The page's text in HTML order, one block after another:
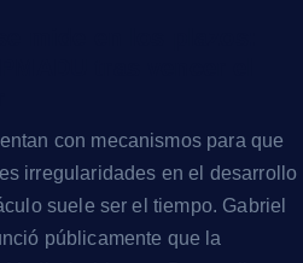
con mecanismos para que
irregularidades en el desarrollo
suele ser el tiempo. Gabriel
públicamente que la